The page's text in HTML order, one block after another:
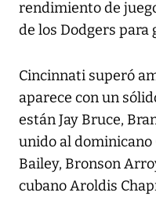
rendimiento de
de los Dodgers para
Cincinnati superó
aparece con un
están Jay Bruce,
unido al
Bailey, Bronson
cubano Aroldis